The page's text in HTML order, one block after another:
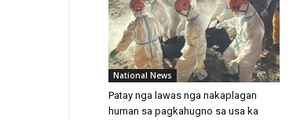
National News
Patay nga lawas nga nakaplagan
human sa pagkahugno sa usa ka